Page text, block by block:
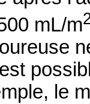
mL/m
le